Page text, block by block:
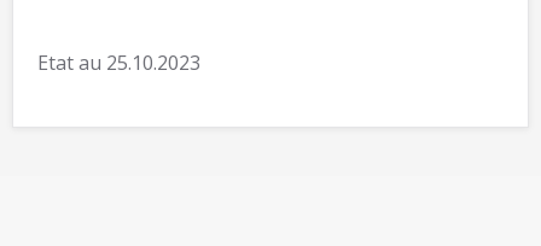
Etat au 25.10.2023